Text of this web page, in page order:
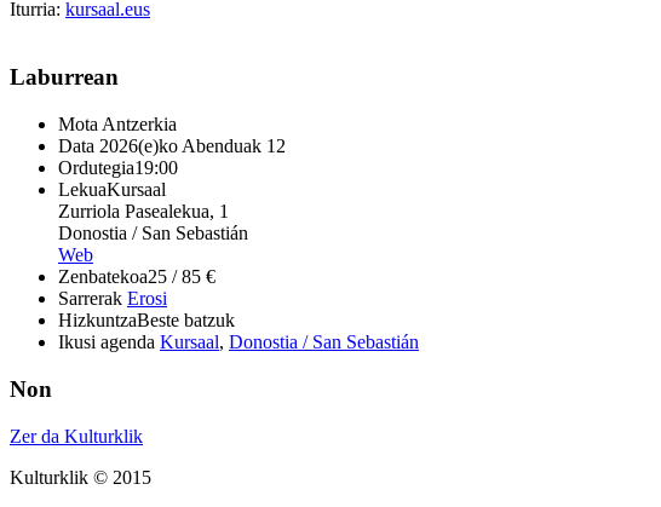
Iturria: kursaal.eus
Laburrean
Mota Antzerkia
Data 2026(e)ko Abenduak 12
Ordutegia19:00
LekuaKursaal
Zurriola Pasealekua, 1
Donostia / San Sebastián
Web
Zenbatekoa25 / 85 €
Sarrerak Erosi
HizkuntzaBeste batzuk
Ikusi agenda Kursaal, Donostia / San Sebastián
Non
Zer da Kulturklik
Kulturklik © 2015